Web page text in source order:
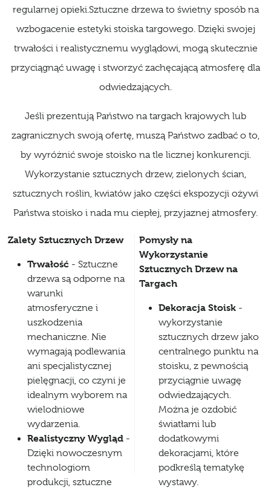
regularnej opieki.Sztuczne drzewa to świetny sposób na
wzbogacenie estetyki stoiska targowego. Dzięki swojej
trwałości i realistycznemu wyglądowi, mogą skutecznie
przyciągnąć uwagę i stworzyć zachęcającą atmosferę dla
odwiedzających.
Jeśli prezentują Państwo na targach krajowych lub
zagranicznych swoją ofertę, muszą Państwo zadbać o to,
by wyróżnić swoje stoisko na tle licznej konkurencji.
Wykorzystanie sztucznych drzew, zielonych ścian,
sztucznych roślin, kwiatów jako części ekspozycji ożywi
Państwa stoisko i nada mu ciepłej, przyjaznej atmosfery.
Zalety Sztucznych Drzew
Trwałość - Sztuczne
drzewa są odporne na
warunki
atmosferyczne i
uszkodzenia
mechaniczne. Nie
wymagają podlewania
ani specjalistycznej
pielęgnacji, co czyni je
idealnym wyborem na
wielodniowe
wydarzenia.
Realistyczny Wygląd -
Dzięki nowoczesnym
technologiom
produkcji, sztuczne
Pomysły na
Wykorzystanie
Sztucznych Drzew na
Targach
Dekoracja Stoisk -
wykorzystanie
sztucznych drzew jako
centralnego punktu na
stoisku, z pewnością
przyciągnie uwagę
odwiedzających.
Można je ozdobić
światłami lub
dodatkowymi
dekoracjami, które
podkreślą tematykę
wystawy.